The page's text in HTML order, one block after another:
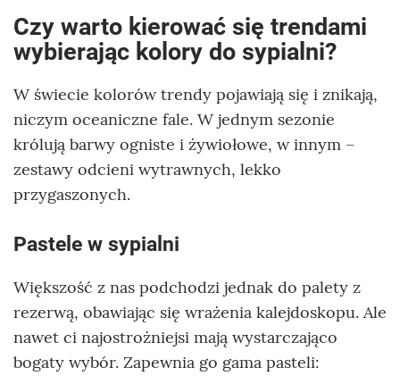
Czy warto kierować się trendami
wybierając kolory do sypialni?
W świecie kolorów trendy pojawiają się i znikają,
niczym oceaniczne fale. W jednym sezonie
królują barwy ogniste i żywiołowe, w innym –
zestawy odcieni wytrawnych, lekko
przygaszonych.
Pastele w sypialni
Większość z nas podchodzi jednak do palety z
rezerwą, obawiając się wrażenia kalejdoskopu. Ale
nawet ci najostrożniejsi mają wystarczająco
bogaty wybór. Zapewnia go gama pasteli: